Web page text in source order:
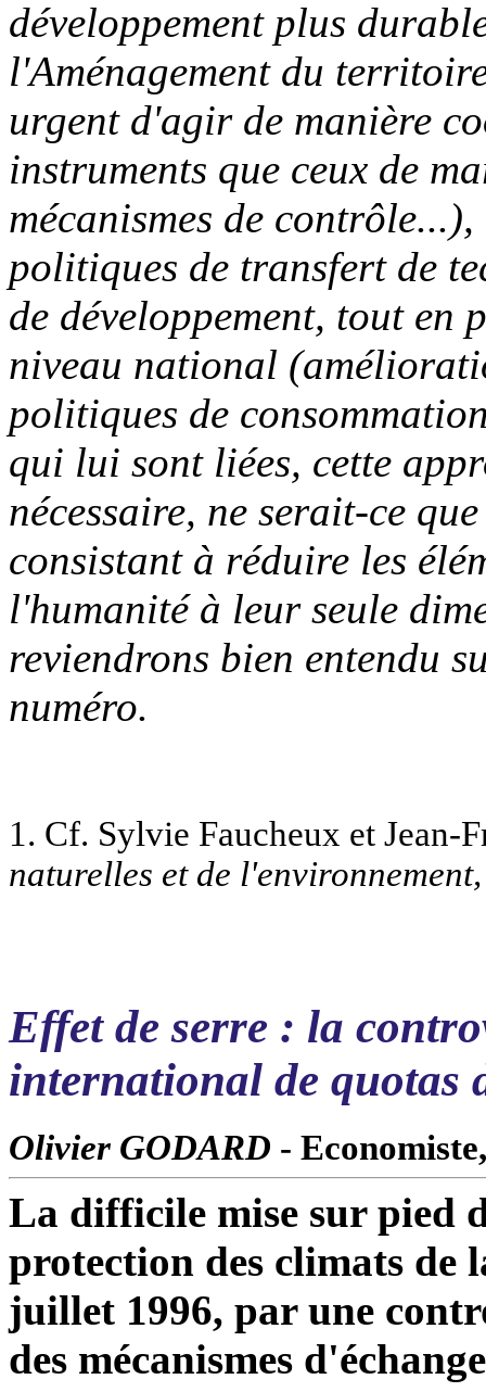
développement plus
l'Aménagement du
urgent d'agir de manière
instruments que ceux de
mécanismes de
politiques de transfert de
de développement, tout en
niveau national
politiques de
qui lui sont liées, cette
nécessaire, ne serait-ce
consistant à réduire les
l'humanité à leur seule
reviendrons bien entendu
numéro.
1. Cf. Sylvie Faucheux et Jean-
naturelles et de l'environnement,
Effet de serre : la
international de quotas
Olivier GODARD -
La difficile mise sur pied
protection des climats de
juillet 1996, par une
des mécanismes